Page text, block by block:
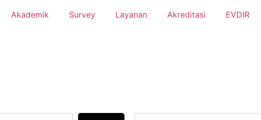
Akademik Survey Layanan Akreditasi EVDIR